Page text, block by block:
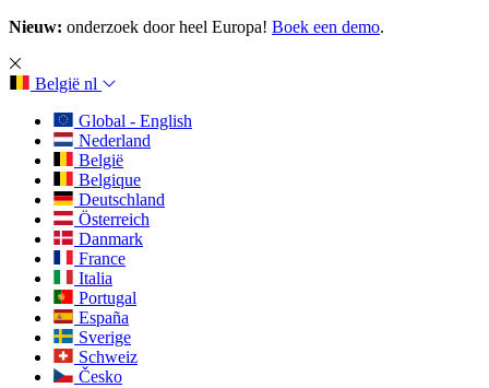
Nieuw: onderzoek door heel Europa! Boek een demo.
België nl
Global - English
Nederland
België
Belgique
Deutschland
Österreich
Danmark
France
Italia
Portugal
España
Sverige
Schweiz
Česko